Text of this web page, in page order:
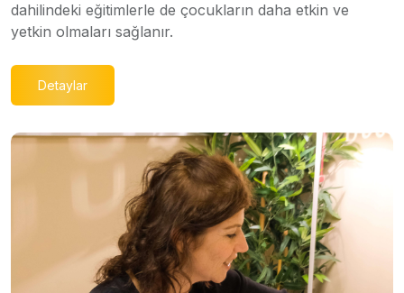
dahilindeki eğitimlerle de çocukların daha etkin ve
yetkin olmaları sağlanır.
Detaylar